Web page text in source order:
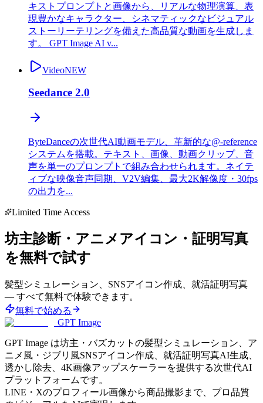
キストプロンプトと画像から、リアルな物理演算、表
現豊かなキャラクター、シネマティックなビジュアル
ストーリーテリングを備えた高品質な動画を生成しま
す。 GPT Image AI v...
VideoNEW
Seedance 2.0
ByteDanceの次世代AI動画モデル、革新的な@-reference
システムを搭載。テキスト、画像、動画クリップ、音
声を単一のプロンプトで組み合わせられます。ネイテ
ィブな映像音声同期、V2V編集、最大2K解像度・30fps
の出力を...
Limited Time Access
坊主診断・アニメアイコン・証明写真
を無料で試す
髪型シミュレーション、SNSアイコン作成、就活証明写真
— すべて無料で体験できます。
無料で始める
GPT Image
GPT Image は坊主・バズカットの髪型シミュレーション、ア
ニメ風・ジブリ風SNSアイコン作成、就活証明写真AI生成、
透かし除去、4K画像アップスケーラーを提供する次世代AI
プラットフォームです。
LINE・Xのプロフィール画像から商品撮影まで、プロ品質